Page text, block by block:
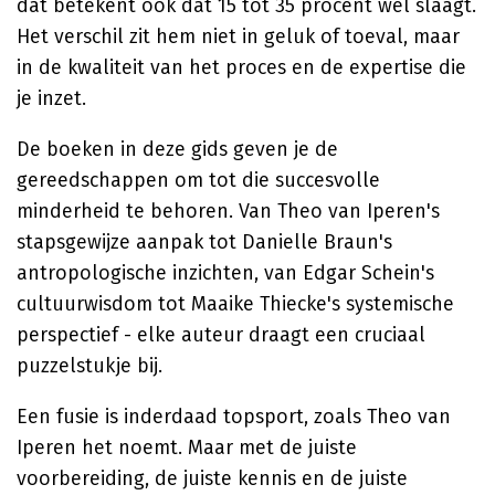
dat betekent ook dat 15 tot 35 procent wél slaagt.
Het verschil zit hem niet in geluk of toeval, maar
in de kwaliteit van het proces en de expertise die
je inzet.
De boeken in deze gids geven je de
gereedschappen om tot die succesvolle
minderheid te behoren. Van Theo van Iperen's
stapsgewijze aanpak tot Danielle Braun's
antropologische inzichten, van Edgar Schein's
cultuurwisdom tot Maaike Thiecke's systemische
perspectief - elke auteur draagt een cruciaal
puzzelstukje bij.
Een fusie is inderdaad topsport, zoals Theo van
Iperen het noemt. Maar met de juiste
voorbereiding, de juiste kennis en de juiste